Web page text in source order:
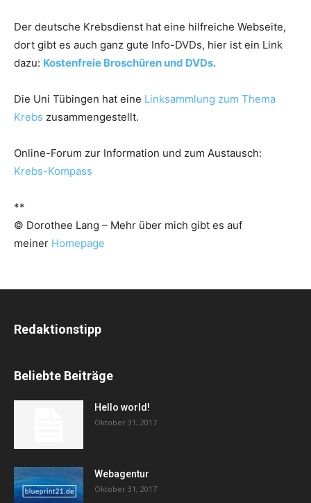
Der deutsche Krebsdienst hat eine hilfreiche Webseite,
dort gibt es auch ganz gute Info-DVDs, hier ist ein Link
dazu: Kostenfreie Broschüren und DVDs.
Die Uni Tübingen hat eine Linksammlung zum Thema
Krebs zusammengestellt.
Online-Forum zur Information und zum Austausch:
Krebs-Kompass
**
© Dorothee Lang – Mehr über mich gibt es auf
meiner Homepage
Redaktionstipp
Beliebte Beiträge
Hello world!
Oktober 31, 2017
Webagentur
Oktober 31, 2017